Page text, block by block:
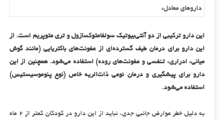
داروهای معادل:
این دارو ترکیبی از دو آنتی‌بیوتیک سولفامتوکسازول و تری متوپریم است. از
این دارو برای درمان طیف گسترده‌ای از عفونت‌های باکتریایی (مانند گوش
میانی، ادراری، تنفسی و عفونت‌های روده) استفاده می‌شود. همچنین از این
دارو برای پیشگیری و درمان نوعی ذات‌الریه خاص (نوع پنوموسیستیس)
استفاده می‌شود.
به دلیل خطر عوارض جانبی جدی، نباید از این دارو در کودکان کمتر از ۲ ماه